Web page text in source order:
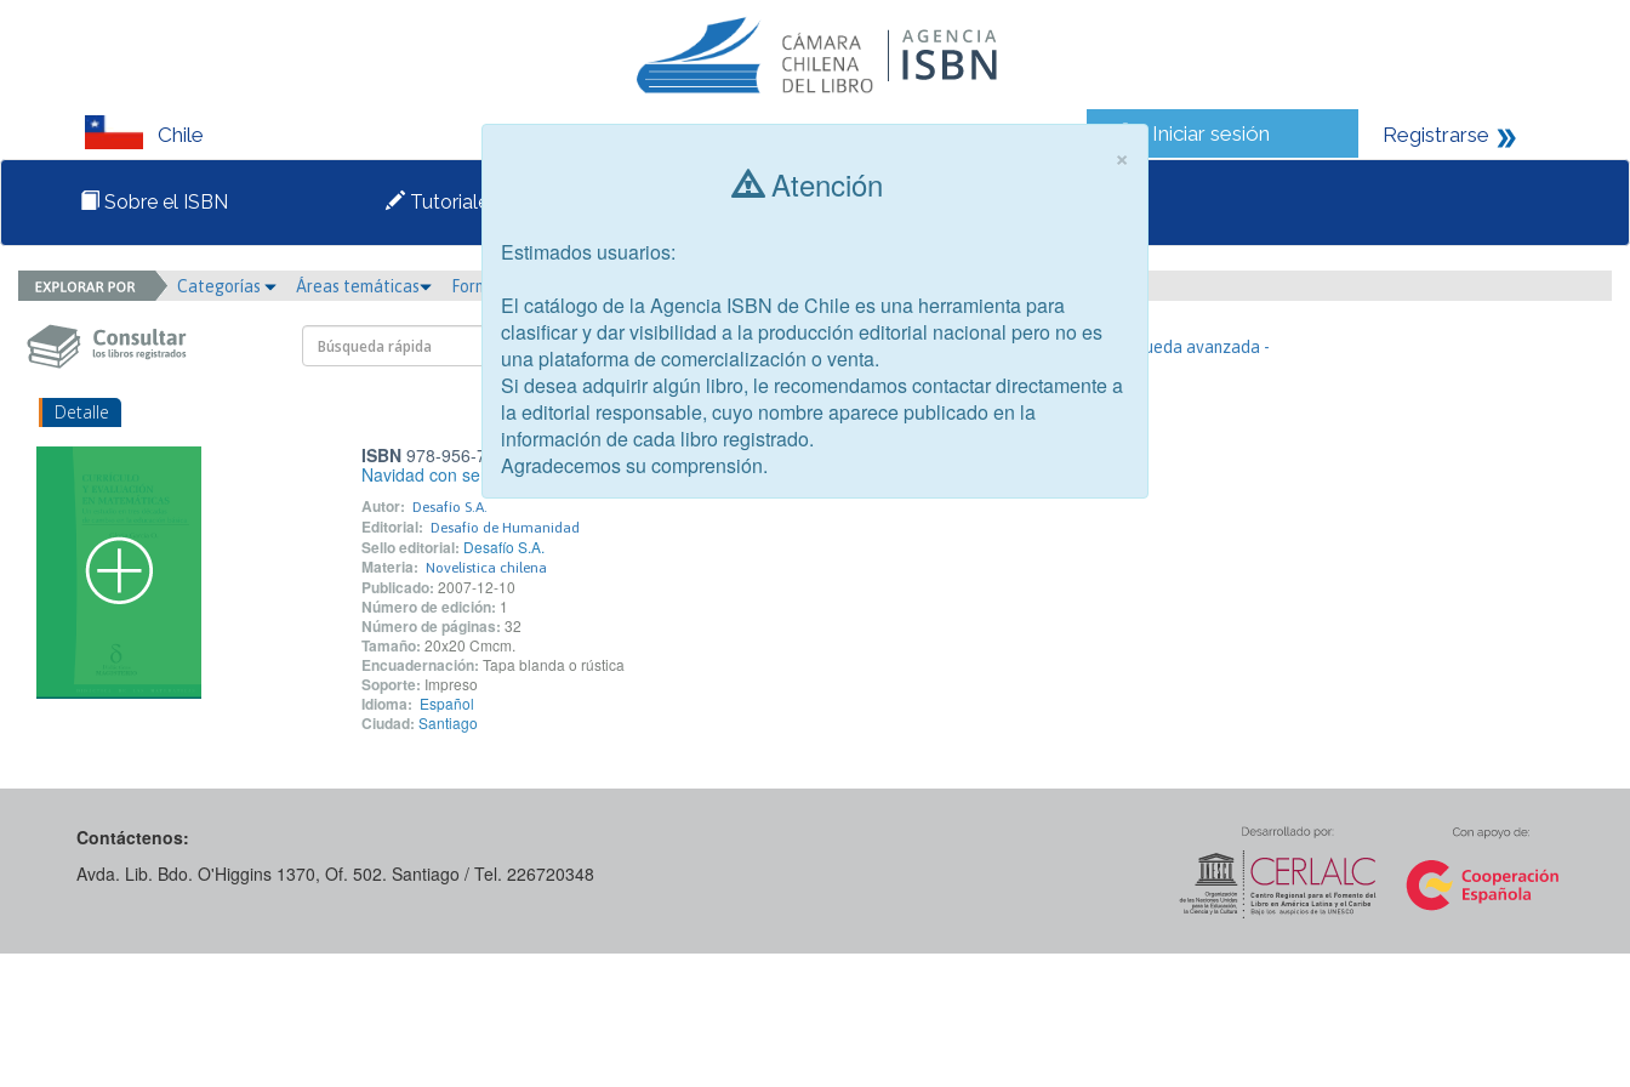
Chile Iniciar sesión Registrarse
Sobre el ISBN Tutoriales Consultar libros
Categorías Áreas temáticas Formato
- Búsqueda avanzada -
Detalle
ISBN978-956-7268-48-1
Navidad con sentido
Autor: Desafío S.A.
Editorial: Desafío de Humanidad
Sello editorial: Desafío S.A.
Materia: Novelística chilena
Publicado: 2007-12-10
Número de edición: 1
Número de páginas: 32
Tamaño: 20x20 Cmcm.
Encuadernación: Tapa blanda o rústica
Soporte: Impreso
Idioma: Español
Ciudad: Santiago
Contáctenos:
Avda. Lib. Bdo. O'Higgins 1370, Of. 502. Santiago / Tel. 226720348
×
Atención
Estimados usuarios:
El catálogo de la Agencia ISBN de Chile es una herramienta para
clasificar y dar visibilidad a la producción editorial nacional pero no es
una plataforma de comercialización o venta.
Si desea adquirir algún libro, le recomendamos contactar directamente a
la editorial responsable, cuyo nombre aparece publicado en la
información de cada libro registrado.
Agradecemos su comprensión.